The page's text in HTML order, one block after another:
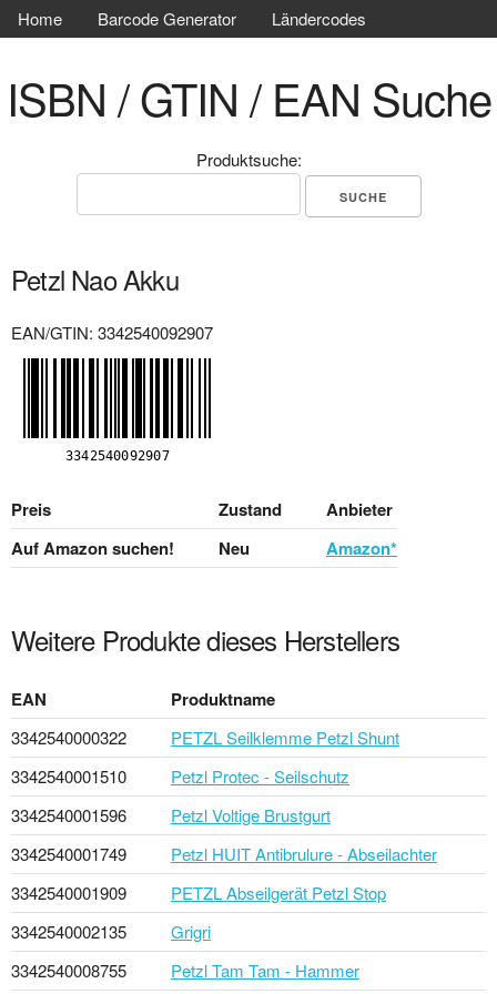
Home Barcode Generator Ländercodes
ISBN / GTIN / EAN Suche
Produktsuche:
Petzl Nao Akku
EAN/GTIN: 3342540092907
Preis Zustand
Anbieter
Auf Amazon suchen!
Neu Amazon*
Weitere Produkte dieses Herstellers
EAN Produktname
3342540000322
PETZL Seilklemme Petzl Shunt
3342540001510
Petzl Protec - Seilschutz
3342540001596
Petzl Voltige Brustgurt
3342540001749
Petzl HUIT Antibrulure - Abseilachter
3342540001909
PETZL Abseilgerät Petzl Stop
3342540002135
Grigri
3342540008755
Petzl Tam Tam - Hammer